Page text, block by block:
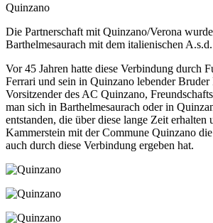
Quinzano
Die Partnerschaft mit Quinzano/Verona
Barthelmesaurach mit dem italienischen
Vor 45 Jahren hatte diese Verbindung durch
Ferrari und sein in Quinzano lebender
Vorsitzender des AC Quinzano,
man sich in Barthelmesaurach oder in
entstanden, die über diese lange Zeit
Kammerstein mit der Commune Quinzano
auch durch diese Verbindung ergeben hat.